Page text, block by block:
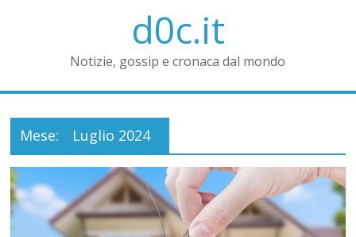
d0c.it
Notizie, gossip e cronaca dal mondo
Mese: Luglio 2024